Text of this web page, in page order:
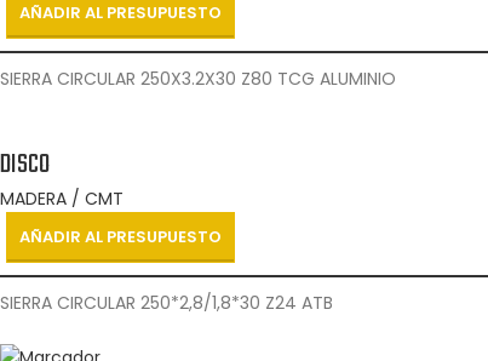
AÑADIR AL PRESUPUESTO
SIERRA CIRCULAR 250X3.2X30 Z80 TCG ALUMINIO
DISCO
MADERA / CMT
AÑADIR AL PRESUPUESTO
SIERRA CIRCULAR 250*2,8/1,8*30 Z24 ATB